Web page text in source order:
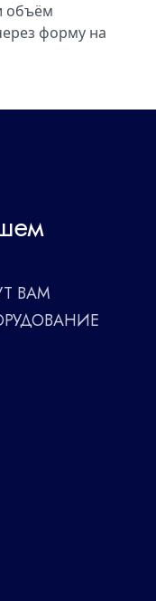
объём
форму на
ВАМ